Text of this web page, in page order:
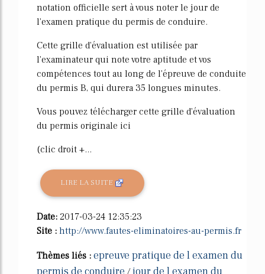
notation officielle sert à vous noter le jour de
l'examen pratique du permis de conduire.
Cette grille d'évaluation est utilisée par
l'examinateur qui note votre aptitude et vos
compétences tout au long de l'épreuve de conduite
du permis B, qui durera 35 longues minutes.
Vous pouvez télécharger cette grille d'évaluation
du permis originale ici
(clic droit +...
LIRE LA SUITE
Date: 2017-03-24 12:35:23
Site : http://www.fautes-eliminatoires-au-permis.fr
Thèmes liés : epreuve pratique de l examen du
permis de conduire /jour de l examen du